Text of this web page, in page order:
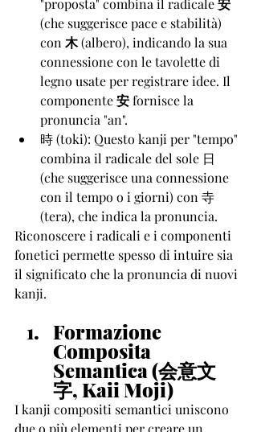
"proposta" combina il radicale 安
(che suggerisce pace e stabilità)
con 木 (albero), indicando la sua
connessione con le tavolette di
legno usate per registrare idee. Il
componente 安 fornisce la
pronuncia "an".
時 (toki): Questo kanji per "tempo"
combina il radicale del sole 日
(che suggerisce una connessione
con il tempo o i giorni) con 寺
(tera), che indica la pronuncia.
Riconoscere i radicali e i componenti
fonetici permette spesso di intuire sia
il significato che la pronuncia di nuovi
kanji.
Formazione
Composita
Semantica (会意文
字, Kaii Moji)
I kanji compositi semantici uniscono
due o più elementi per creare un